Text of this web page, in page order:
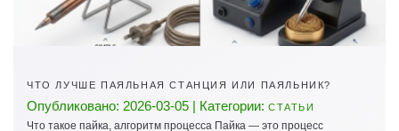
ЧТО ЛУЧШЕ ПАЯЛЬНАЯ СТАНЦИЯ ИЛИ ПАЯЛЬНИК?
Опубликовано: 2026-03-05 | Категории: СТАТЬИ
Что такое пайка, алгоритм процесса Пайка — это процесс